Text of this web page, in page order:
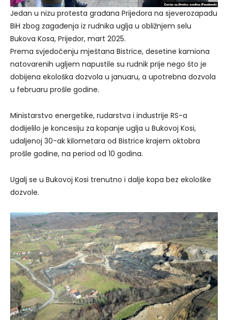
Jedan u nizu protesta građana Prijedora na sjeverozapadu
BiH zbog zagađenja iz rudnika uglja u obližnjem selu
Bukova Kosa, Prijedor, mart 2025.
Prema svjedočenju mještana Bistrice, desetine kamiona
natovarenih ugljem napustile su rudnik prije nego što je
dobijena ekološka dozvola u januaru, a upotrebna dozvola
u februaru prošle godine.
Ministarstvo energetike, rudarstva i industrije RS-a
dodijelilo je koncesiju za kopanje uglja u Bukovoj Kosi,
udaljenoj 30-ak kilometara od Bistrice krajem oktobra
prošle godine, na period od 10 godina.
Ugalj se u Bukovoj Kosi trenutno i dalje kopa bez ekološke
dozvole.